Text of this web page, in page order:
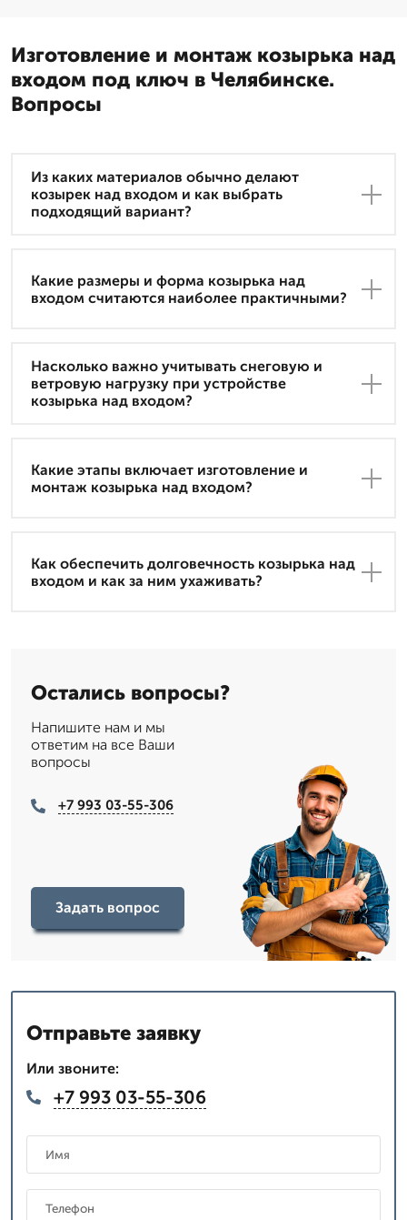
Изготовление и монтаж козырька над
входом под ключ в Челябинске.
Вопросы
Из каких материалов обычно делают
козырек над входом и как выбрать
подходящий вариант?
Какие размеры и форма козырька над
входом считаются наиболее практичными?
Насколько важно учитывать снеговую и
ветровую нагрузку при устройстве
козырька над входом?
Какие этапы включает изготовление и
монтаж козырька над входом?
Как обеспечить долговечность козырька над
входом и как за ним ухаживать?
Остались вопросы?
Напишите нам и мы
ответим на все Ваши
вопросы
+7 993 03-55-306
Задать вопрос
Отправьте заявку
Или звоните:
+7 993 03-55-306